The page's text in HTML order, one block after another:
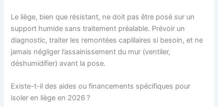
Le liège, bien que résistant, ne doit pas être posé sur un
support humide sans traitement préalable. Prévoir un
diagnostic, traiter les remontées capillaires si besoin, et ne
jamais négliger l’assainissement du mur (ventiler,
déshumidifier) avant la pose.
Existe-t-il des aides ou financements spécifiques pour
isoler en liège en 2026 ?